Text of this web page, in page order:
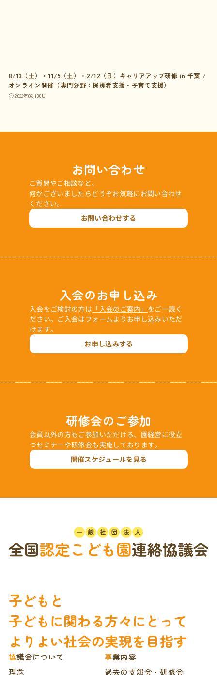
8/13（土）・11/5（土）・2/12（日）キャリアアップ研修 in 千葉 /
オンライン開催（専門分野：保護者支援・子育て支援）
2022年06月30日
お問い合わせ
ご質問やご相談など、
何かございましたらどうぞお気軽にお問い合わせ
ください。
お問い合わせする
入会のお申し込み
入会をご検討の方は 「入会のご案内」 をご一読く
ださい。ご入会はフォームよりお申し込みいただ
けます。
お申し込みする
研修会のご参加
会員以外の方もご参加いただける、園経営に役立
つセミナーや研修会も実施しております。
開催スケジュールを見る
子どもと
子どもに関わる方々にとって
よりよい社会の実現を目指す
協議会について
理念
事業内容
過去の支部会・研修会